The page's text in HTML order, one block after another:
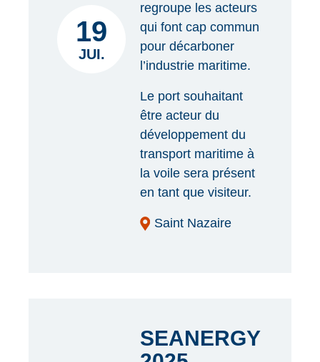
19
JUI.
regroupe les acteurs
qui font cap commun
pour décarboner
l’industrie maritime.
Le port souhaitant
être acteur du
développement du
transport maritime à
la voile sera présent
en tant que visiteur.
Saint Nazaire
SEANERGY